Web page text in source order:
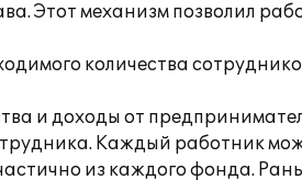
Этот механизм позволил
количества
и доходы от
Каждый работник
из каждого фонда.